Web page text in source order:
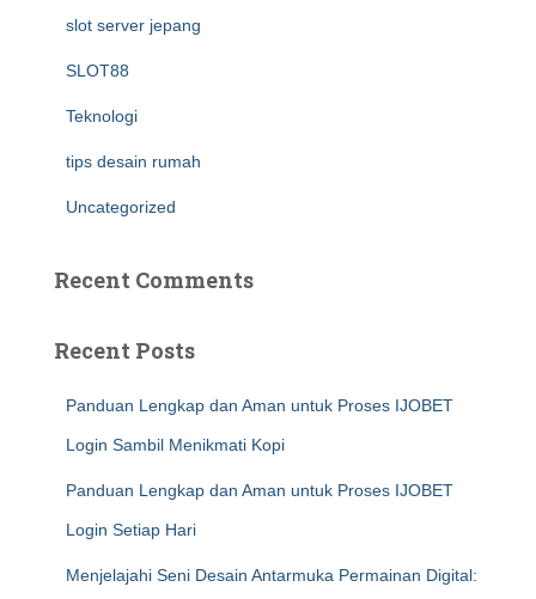
slot server jepang
SLOT88
Teknologi
tips desain rumah
Uncategorized
Recent Comments
Recent Posts
Panduan Lengkap dan Aman untuk Proses IJOBET
Login Sambil Menikmati Kopi
Panduan Lengkap dan Aman untuk Proses IJOBET
Login Setiap Hari
Menjelajahi Seni Desain Antarmuka Permainan Digital: